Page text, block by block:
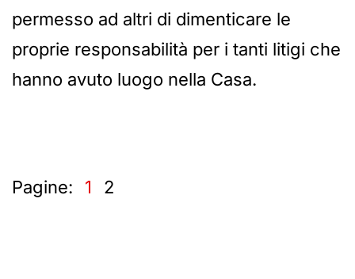
permesso ad altri di dimenticare le
proprie responsabilità per i tanti litigi che
hanno avuto luogo nella Casa.
Pagine: 1 2